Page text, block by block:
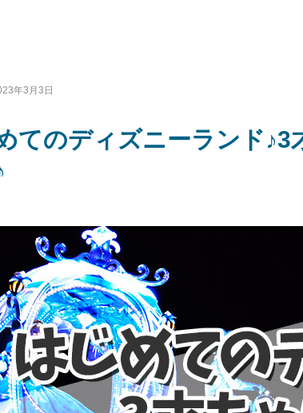
年3月3日
てのディズニーランド♪3